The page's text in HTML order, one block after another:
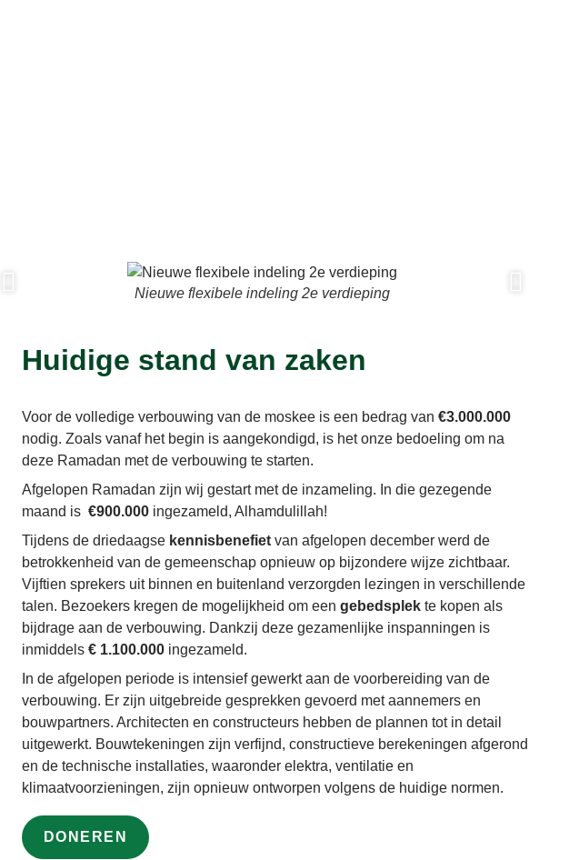
Nieuwe flexibele indeling 2e verdieping
Huidige stand van zaken
Voor de volledige verbouwing van de moskee is een bedrag van €3.000.000
nodig. Zoals vanaf het begin is aangekondigd, is het onze bedoeling om na
deze Ramadan met de verbouwing te starten.
Afgelopen Ramadan zijn wij gestart met de inzameling. In die gezegende
maand is €900.000ingezameld, Alhamdulillah!
Tijdens de driedaagse kennisbenefietvan afgelopen december werd de
betrokkenheid van de gemeenschap opnieuw op bijzondere wijze zichtbaar.
Vijftien sprekers uit binnen en buitenland verzorgden lezingen in verschillende
talen. Bezoekers kregen de mogelijkheid om een gebedsplekte kopen als
bijdrage aan de verbouwing. Dankzij deze gezamenlijke inspanningen is
inmiddels € 1.100.000ingezameld.
In de afgelopen periode is intensief gewerkt aan de voorbereiding van de
verbouwing. Er zijn uitgebreide gesprekken gevoerd met aannemers en
bouwpartners. Architecten en constructeurs hebben de plannen tot in detail
uitgewerkt. Bouwtekeningen zijn verfijnd, constructieve berekeningen afgerond
en de technische installaties, waaronder elektra, ventilatie en
klimaatvoorzieningen, zijn opnieuw ontworpen volgens de huidige normen.
DONEREN